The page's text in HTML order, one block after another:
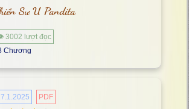
Sư U Pandita
3002 lượt đọc
Chương
PDF